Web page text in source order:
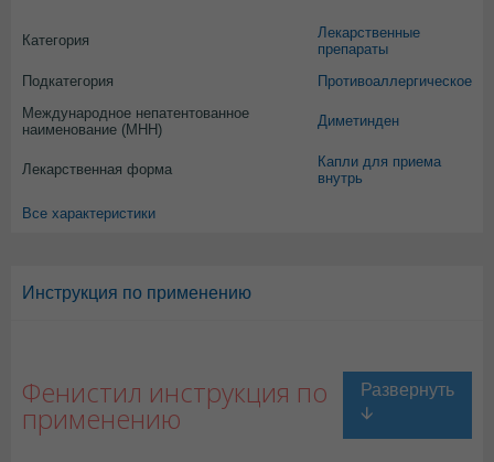
Категория
Лекарственные
препараты
Подкатегория
Противоаллергическое
Международное непатентованное
наименование (МНН)
Диметинден
Лекарственная форма
Капли для приема
внутрь
Все характеристики
Инструкция по применению
Фенистил инструкция по
применению